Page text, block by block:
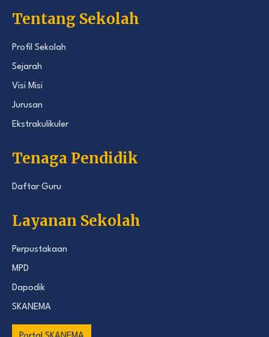
Tentang Sekolah
Profil Sekolah
Sejarah
Visi Misi
Jurusan
Ekstrakulikuler
Tenaga Pendidik
Daftar Guru
Layanan Sekolah
Perpustakaan
MPD
Dapodik
SKANEMA